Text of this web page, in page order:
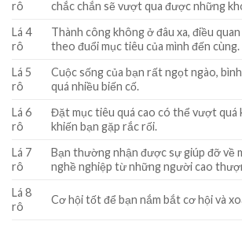
rô
chắc chắn sẽ vượt qua được những
Lá 4
rô
Thành công không ở đâu xa, điều
theo đuổi mục tiêu của mình đến cùng.
Lá 5
rô
Cuộc sống của bạn rất ngọt ngào,
quá nhiều biến cố.
Lá 6
rô
Đặt mục tiêu quá cao có thể vượt quá
khiến bạn gặp rắc rối.
Lá 7
rô
Bạn thường nhận được sự giúp đỡ về
nghề nghiệp từ những người cao
Lá 8
rô
Cơ hội tốt để bạn nắm bắt cơ hội và